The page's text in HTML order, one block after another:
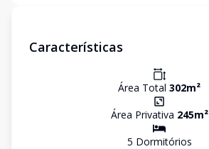
Características
Área Total 302m²
Área Privativa 245m²
5 Dormitórios